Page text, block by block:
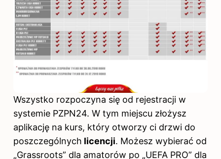
Wszystko rozpoczyna się od rejestracji w
systemie PZPN24. W tym miejscu złożysz
aplikację na kurs, który otworzy ci drzwi do
poszczególnych licencji. Możesz wybierać od
„Grassroots” dla amatorów po „UEFA PRO” dla